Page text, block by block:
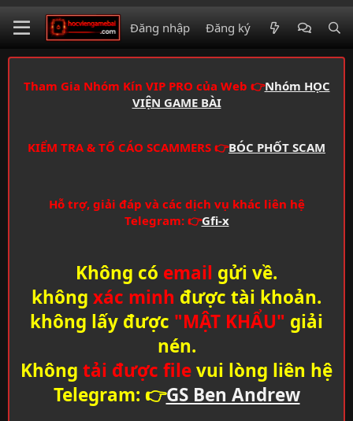
Đăng nhập Đăng ký
Tham Gia Nhóm Kín VIP PRO của Web 👉Nhóm HỌC
VIỆN GAME BÀI
KIỂM TRA & TỐ CÁO SCAMMERS 👉BÓC PHỐT SCAM
Hỗ trợ, giải đáp và các dịch vụ khác liên hệ
Telegram: 👉Gfi-x
Không có email gửi về.
không xác minh được tài khoản.
không lấy được "MẬT KHẨU" giải
nén.
Không tải được filevui lòng liên hệ
Telegram: 👉GS Ben Andrew